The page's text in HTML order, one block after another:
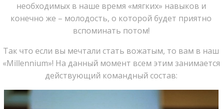
необходимых в наше время «мягких» навыков и
конечно же – молодость, о которой будет приятно
вспоминать потом!
Так что если вы мечтали стать вожатым, то вам в наш
«Millennium»! На данный момент всем этим занимается
действующий командный состав: